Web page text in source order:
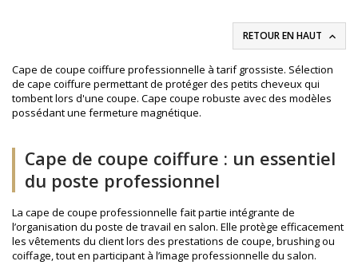
RETOUR EN HAUT 
Cape de coupe coiffure professionnelle à tarif grossiste. Sélection
de cape coiffure permettant de protéger des petits cheveux qui
tombent lors d'une coupe. Cape coupe robuste avec des modèles
possédant une fermeture magnétique.
Cape de coupe coiffure : un essentiel
du poste professionnel
La cape de coupe professionnelle fait partie intégrante de
l’organisation du poste de travail en salon. Elle protège efficacement
les vêtements du client lors des prestations de coupe, brushing ou
coiffage, tout en participant à l’image professionnelle du salon.